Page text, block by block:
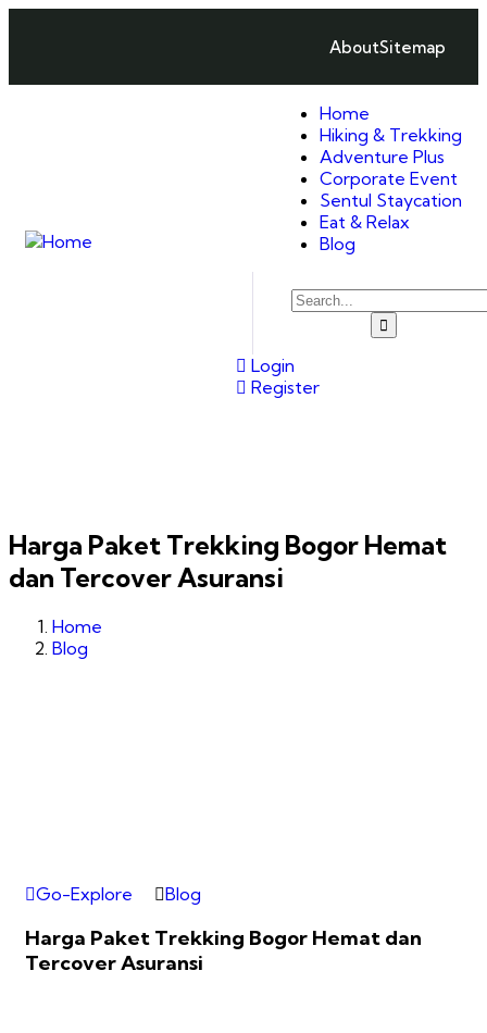
AboutSitemap
Home
Hiking & Trekking
Adventure Plus
Corporate Event
Sentul Staycation
Eat & Relax
Blog
Login
Register
Harga Paket Trekking Bogor Hemat
dan Tercover Asuransi
Home
Blog
Go-Explore Blog
Harga Paket Trekking Bogor Hemat dan
Tercover Asuransi